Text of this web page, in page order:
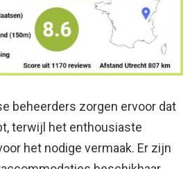
beheerders zorgen ervoor dat
terwijl het enthousiaste
het nodige vermaak. Er zijn